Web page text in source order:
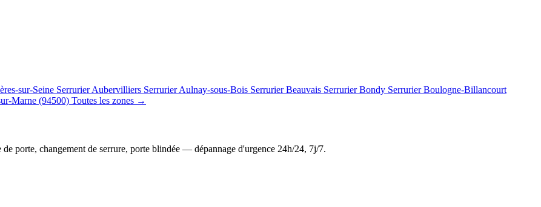
sur-Seine Serrurier Aubervilliers Serrurier Aulnay-sous-Bois Serrurier Beauvais Serrurier Bondy Serrurier Boulogne-Billancourt
Marne (94500) Toutes les zones →
de porte, changement de serrure, porte blindée — dépannage d'urgence 24h/24, 7j/7.